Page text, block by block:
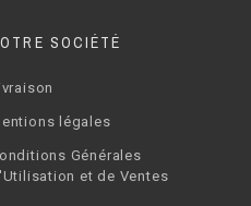
SOCIÉTÉ
légales
Générales
et de Ventes